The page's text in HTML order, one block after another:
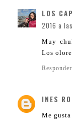
LOS
2016 a
Muy
Los
Responder
INES
Me